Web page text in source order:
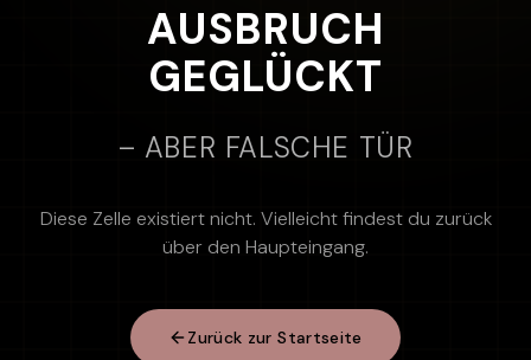
AUSBRUCH
GEGLÜCKT
– ABER FALSCHE TÜR
Diese Zelle existiert nicht. Vielleicht findest du zurück
über den Haupteingang.
Zurück zur Startseite